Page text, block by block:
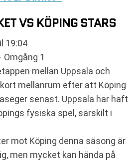
VS KÖPING STARS
19:04
1
mellan Uppsala och
mellanrum efter att Köping
senast. Uppsala har haft
fysiska spel, särskilt i
mot Köping denna säsong är
men mycket kan hända på